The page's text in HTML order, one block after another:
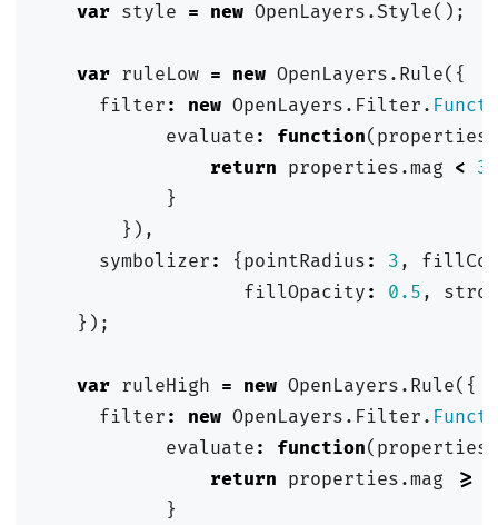
var style = new OpenLayers . Style();
var ruleLow = new OpenLayers . Rule({
filter : new OpenLayers . Filter .
evaluate : function( properties
return properties .mag <
}
}),
symbolizer : { pointRadius : 3 ,
fillOpacity : 0.5 ,
});
var ruleHigh = new OpenLayers . Rule({
filter : new OpenLayers . Filter .
evaluate : function( properties
return properties .mag >=
}